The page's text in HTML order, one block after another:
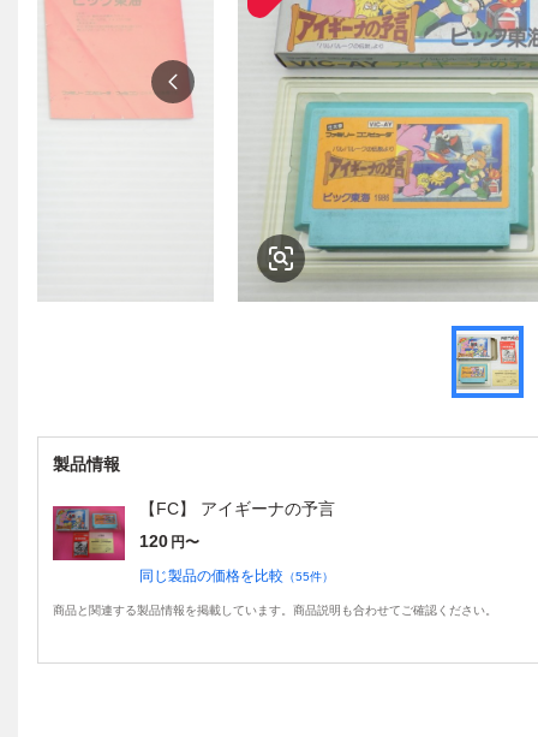
製品情報
【FC】 アイギーナの予言
120 円〜
同じ製品の価格を比較 （55件）
商品と関連する製品情報を掲載しています。商品説明も合わせてご確認ください。